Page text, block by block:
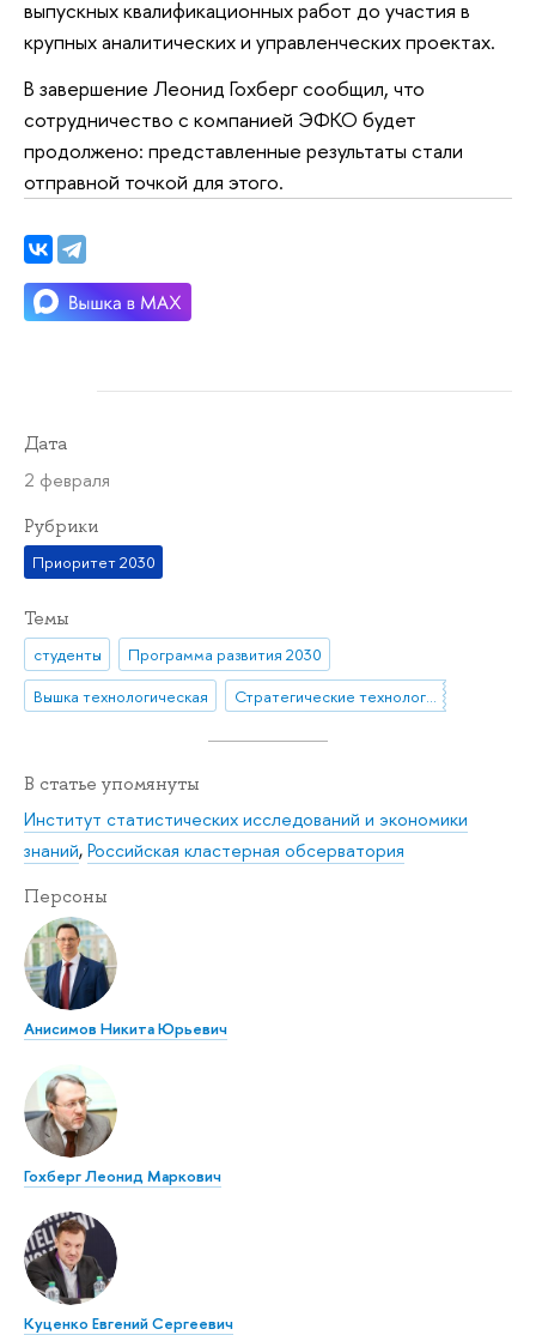
выпускных квалификационных работ до участия в
крупных аналитических и управленческих проектах.
В завершение Леонид Гохберг сообщил, что
сотрудничество с компанией ЭФКО будет
продолжено: представленные результаты стали
отправной точкой для этого.
Дата
2 февраля
Рубрики
Приоритет 2030
Темы
студенты
Программа развития 2030
Вышка технологическая
Стратегические технологические проекты
В статье упомянуты
Институт статистических исследований и экономики
знаний,Российская кластерная обсерватория
Персоны
Анисимов Никита Юрьевич
Гохберг Леонид Маркович
Куценко Евгений Сергеевич